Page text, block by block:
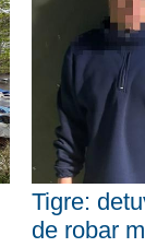
Tigre:
de robar